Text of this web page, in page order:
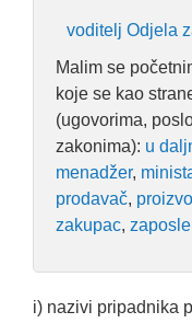
voditelj Odjela
Malim se
koje se kao
(ugovorima,
zakonima): u
menadžer,
prodavač,
zakupac,
i) nazivi pripadnika